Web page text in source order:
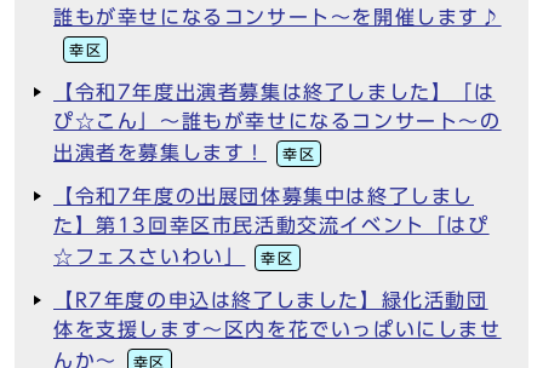
誰もが幸せになるコンサート～を開催します♪
幸区
【令和7年度出演者募集は終了しました】「は
ぴ☆こん」～誰もが幸せになるコンサート～の
出演者を募集します！
幸区
【令和7年度の出展団体募集中は終了しまし
た】第13回幸区市民活動交流イベント「はぴ
☆フェスさいわい」
幸区
【R7年度の申込は終了しました】緑化活動団
体を支援します～区内を花でいっぱいにしませ
んか～
幸区